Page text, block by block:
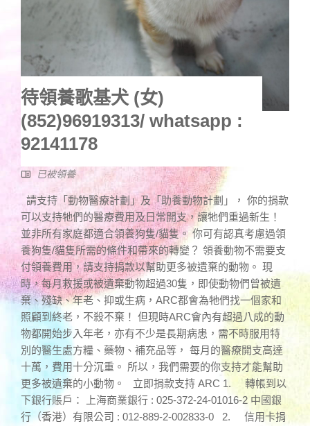
待領養歌基犬 (女)
(852)96919313/ whatsapp :
92141178
已被領養
請支持「動物醫療計劃」及「助養動物計劃」， 你的捐款
可以支持牠們的醫療費用及日常開支，讓牠們重過新生！
並非所有家庭都適合領養狗隻/貓隻。 你可有認真考慮過領
養狗隻/貓隻所需的條件和帶來的轉變？ 領養動物不需要支
付領養費用，請支持捐款以幫助更多被遺棄的動物。 現
時，每月救援或被遺棄動物超過30隻，即使動物們曾被遺
棄、殘缺、年老、抑或生病，ARC都會為牠們找一個家和
照顧到終老，不殺不棄！ 但現時ARC會內有超過八成的動
物都開始步入年老，亦有不少是長期病患，需不時服用特
別的醫生處方糧、藥物、補充品等， 每月的醫療開支高達
十萬，費用十分沉重。 所以，我們需要的你支持才能幫助
更多被遺棄的小動物。 立即捐款支持 ARC 1. 轉帳到以
下銀行賬戶： 上海商業銀行 : 025-372-24-01016-2 中國銀
行（香港）有限公司 : 012-889-2-002833-0 2. 信用卡捐